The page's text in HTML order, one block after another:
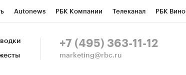
Autonews РБК Компании Телеканал РБК Вино
Конференции СПб Спецпроекты
+7 (495) 363-11-12
marketing@rbc.ru